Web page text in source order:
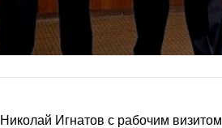
Николай Игнатов с рабочим визитом